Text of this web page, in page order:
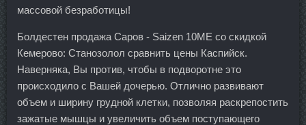
массовой безработицы!
Болдестен продажа Саров - Saizen 10ME со скидкой
Кемерово: Станозолол сравнить цены Каспийск.
Наверняка, Вы против, чтобы в подворотне это
происходило с Вашей дочерью. Отлично развивают
объем и ширину грудной клетки, позволяя раскрепостить
зажатые мышцы и увеличить объем поступающего